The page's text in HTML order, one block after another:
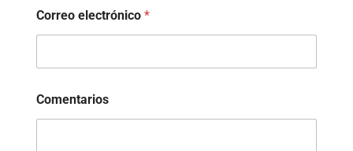
Correo electrónico *
Comentarios